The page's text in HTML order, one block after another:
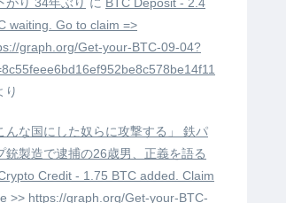
waiting. Go to claim =>
graph.org/Get-your-BTC-09-04?
り
んな国にした奴らに攻撃する」 鉄パ
銃製造で逮捕の26歳男、正義を語る
Credit - 1.75 BTC added. Claim
>> https://graph.org/Get-your-BTC-